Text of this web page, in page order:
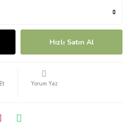
Hızlı Satın Al
Yorum Yaz